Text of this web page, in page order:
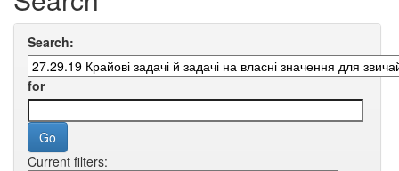
Search:
for
Current filters: